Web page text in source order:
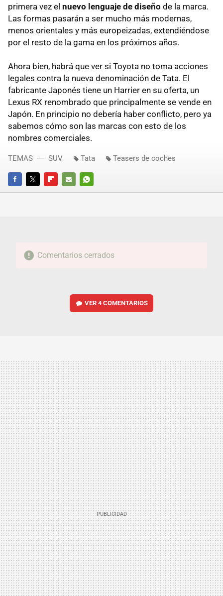
primera vez el nuevo lenguaje de diseño de la marca.
Las formas pasarán a ser mucho más modernas,
menos orientales y más europeizadas, extendiéndose
por el resto de la gama en los próximos años.
Ahora bien, habrá que ver si Toyota no toma acciones
legales contra la nueva denominación de Tata. El
fabricante Japonés tiene un Harrier en su oferta, un
Lexus RX renombrado que principalmente se vende en
Japón. En principio no debería haber conflicto, pero ya
sabemos cómo son las marcas con esto de los
nombres comerciales.
FACEBOOKTWITTERFLIPBOARD
E-
WHATSAPP
TEMAS SUV Tata Teasers de coches
Comentarios cerrados
VER4 COMENTARIOS